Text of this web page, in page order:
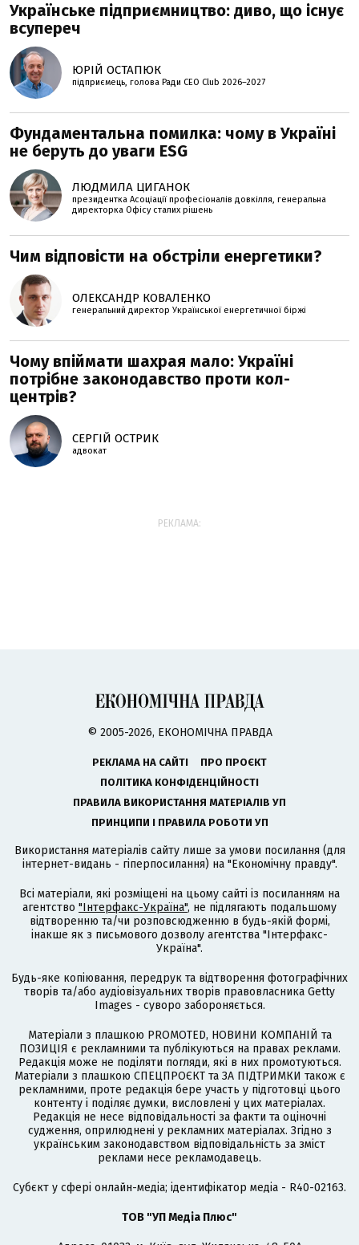
Українське підприємництво: диво, що існує
всупереч
ЮРІЙ ОСТАПЮК
підприємець, голова Ради CEO Club 2026–2027
Фундаментальна помилка: чому в Україні
не беруть до уваги ESG
ЛЮДМИЛА ЦИГАНОК
президентка Асоціації професіоналів довкілля, генеральна
директорка Офісу сталих рішень
Чим відповісти на обстріли енергетики?
ОЛЕКСАНДР КОВАЛЕНКО
генеральний директор Української енергетичної біржі
Чому впіймати шахрая мало: Україні
потрібне законодавство проти кол-
центрів?
СЕРГІЙ ОСТРИК
адвокат
РЕКЛАМА:
© 2005-2026, ЕКОНОМІЧНА ПРАВДА
РЕКЛАМА НА САЙТІ
ПРО ПРОЄКТ
ПОЛІТИКА КОНФІДЕНЦІЙНОСТІ
ПРАВИЛА ВИКОРИСТАННЯ МАТЕРІАЛІВ УП
ПРИНЦИПИ І ПРАВИЛА РОБОТИ УП
Використання матеріалів сайту лише за умови посилання (для
інтернет-видань - гіперпосилання) на "Економічну правду".
Всі матеріали, які розміщені на цьому сайті із посиланням на
агентство "Інтерфакс-Україна", не підлягають подальшому
відтворенню та/чи розповсюдженню в будь-якій формі,
інакше як з письмового дозволу агентства "Інтерфакс-
Україна".
Будь-яке копіювання, передрук та відтворення фотографічних
творів та/або аудіовізуальних творів правовласника Getty
Images - суворо забороняється.
Матеріали з плашкою PROMOTED, НОВИНИ КОМПАНІЙ та
ПОЗИЦІЯ є рекламними та публікуються на правах реклами.
Редакція може не поділяти погляди, які в них промотуються.
Матеріали з плашкою СПЕЦПРОЄКТ та ЗА ПІДТРИМКИ також є
рекламними, проте редакція бере участь у підготовці цього
контенту і поділяє думки, висловлені у цих матеріалах.
Редакція не несе відповідальності за факти та оціночні
судження, оприлюднені у рекламних матеріалах. Згідно з
українським законодавством відповідальність за зміст
реклами несе рекламодавець.
Cубєкт у сфері онлайн-медіа; ідентифікатор медіа - R40-02163.
ТОВ "УП Медіа Плюс"